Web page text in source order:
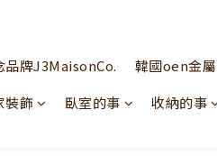
品牌J3MaisonCo. 韓國oen金
裝飾 臥室的事 收納的事